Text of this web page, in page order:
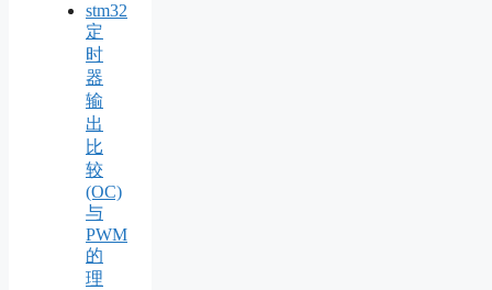
stm32
定
时
器
输
出
比
较
(OC)
与
PWM
的
理